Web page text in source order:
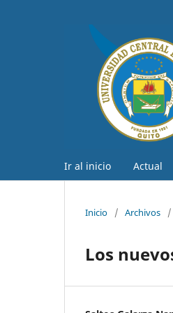
Ir al inicio Actual
Inicio / Archivos /
Los